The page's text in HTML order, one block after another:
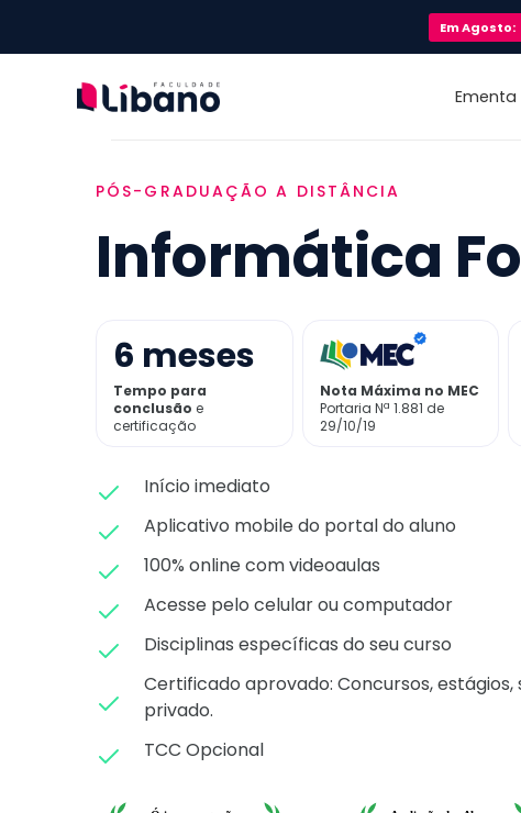
EmAgosto:
Ementa
PÓS-GRADUAÇÃO A DISTÂNCIA
Informática
6 meses
Tempo para
conclusão e
certificação
Nota Máxima no MEC
Portaria Nª 1.881 de
29/10/19
Início imediato
Aplicativo mobile do portal do aluno
100% online com videoaulas
Acesse pelo celular ou computador
Disciplinas específicas do seu curso
Certificado aprovado: Concursos,
privado.
TCC Opcional